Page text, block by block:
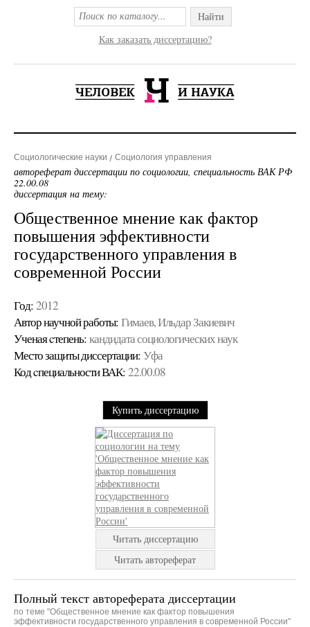
Найти
Как заказать диссертацию?
Социологические науки Социология управления
автореферат диссертации по социологии, специальность ВАК РФ
22.00.08
диссертация на тему:
Общественное мнение как фактор
повышения эффективности
государственного управления в
современной России
Год: 2012
Автор научной работы: Гимаев, Ильдар Закиевич
Ученая cтепень: кандидата социологических наук
Место защиты диссертации: Уфа
Код cпециальности ВАК: 22.00.08
Купить диссертацию
Читать диссертацию
Читать автореферат
Полный текст автореферата диссертации
по теме "Общественное мнение как фактор повышения
эффективности государственного управления в современной России"